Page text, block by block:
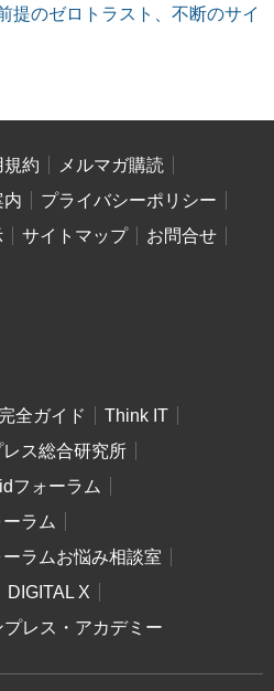
提のゼロトラスト、不断のサイ
規約
メルマガ購読
内
プライバシーポリシー
サイトマップ
お問合せ
全ガイド
Think IT
レス総合研究所
フォーラム
ラム
ラムお悩み相談室
DIGITAL X
プレス・アカデミー